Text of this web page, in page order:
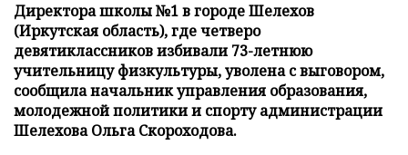
Директора школы №1 в городе Шелехов
(Иркутская область), где четверо
девятиклассников избивали 73-летнюю
учительницу физкультуры, уволена с выговором,
сообщила начальник управления образования,
молодежной политики и спорту администрации
Шелехова Ольга Скороходова.